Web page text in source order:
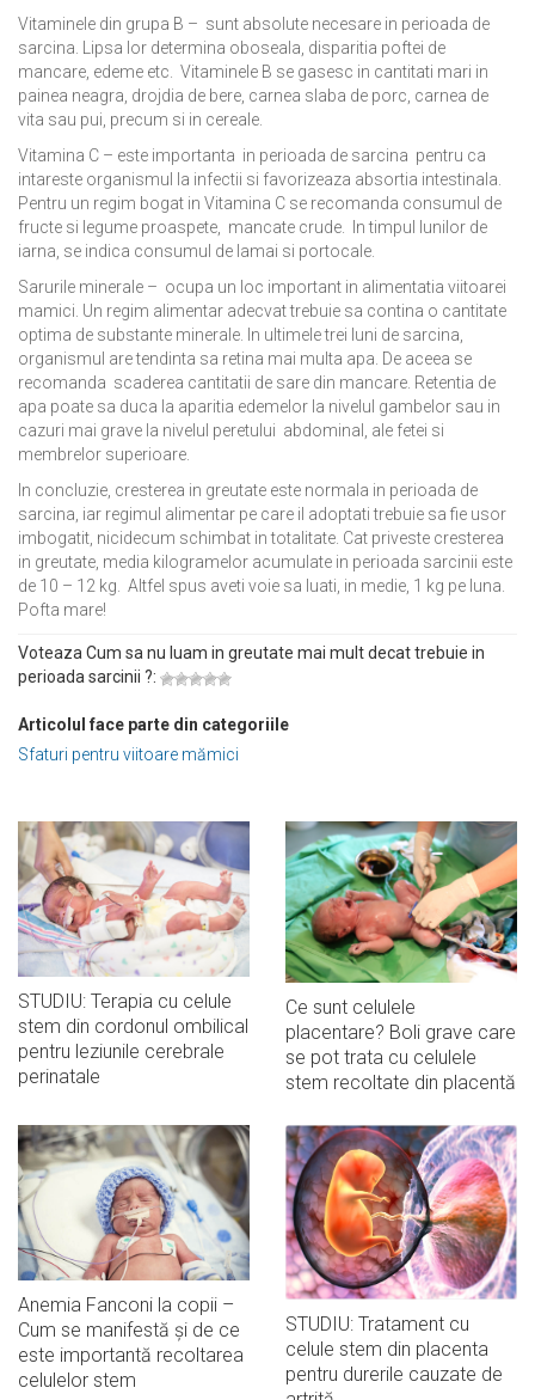
Vitaminele din grupa B – sunt absolute necesare in perioada de
sarcina. Lipsa lor determina oboseala, disparitia poftei de
mancare, edeme etc. Vitaminele B se gasesc in cantitati mari in
painea neagra, drojdia de bere, carnea slaba de porc, carnea de
vita sau pui, precum si in cereale.
Vitamina C – este importanta in perioada de sarcina pentru ca
intareste organismul la infectii si favorizeaza absortia intestinala.
Pentru un regim bogat in Vitamina C se recomanda consumul de
fructe si legume proaspete, mancate crude. In timpul lunilor de
iarna, se indica consumul de lamai si portocale.
Sarurile minerale – ocupa un loc important in alimentatia viitoarei
mamici. Un regim alimentar adecvat trebuie sa contina o cantitate
optima de substante minerale. In ultimele trei luni de sarcina,
organismul are tendinta sa retina mai multa apa. De aceea se
recomanda scaderea cantitatii de sare din mancare. Retentia de
apa poate sa duca la aparitia edemelor la nivelul gambelor sau in
cazuri mai grave la nivelul peretului abdominal, ale fetei si
membrelor superioare.
In concluzie, cresterea in greutate este normala in perioada de
sarcina, iar regimul alimentar pe care il adoptati trebuie sa fie usor
imbogatit, nicidecum schimbat in totalitate. Cat priveste cresterea
in greutate, media kilogramelor acumulate in perioada sarcinii este
de 10 – 12 kg. Altfel spus aveti voie sa luati, in medie, 1 kg pe luna.
Pofta mare!
Voteaza Cum sa nu luam in greutate mai mult decat trebuie in
perioada sarcinii ?:
Articolul face parte din categoriile
Sfaturi pentru viitoare mămici
STUDIU: Terapia cu celule
stem din cordonul ombilical
pentru leziunile cerebrale
perinatale
Ce sunt celulele
placentare? Boli grave care
se pot trata cu celulele
stem recoltate din placentă
Anemia Fanconi la copii –
Cum se manifestă și de ce
este importantă recoltarea
celulelor stem
STUDIU: Tratament cu
celule stem din placenta
pentru durerile cauzate de